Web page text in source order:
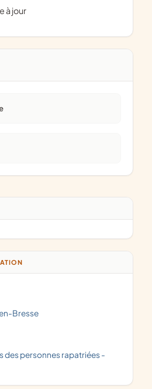
à jour
Bresse